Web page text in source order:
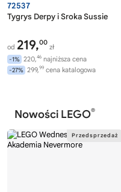
72537
Tygrys Derpy i Sroka Sussie
od 219,00
zł
-1% 220,46 najniższa cena
-27% 299,99 cena katalogowa
Nowości LEGO®